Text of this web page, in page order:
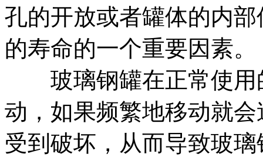
孔的开放或者罐体的内
的寿命的一个重要因素。
玻璃钢罐在正常使用
动，如果频繁地移动就
受到破坏，从而导致玻